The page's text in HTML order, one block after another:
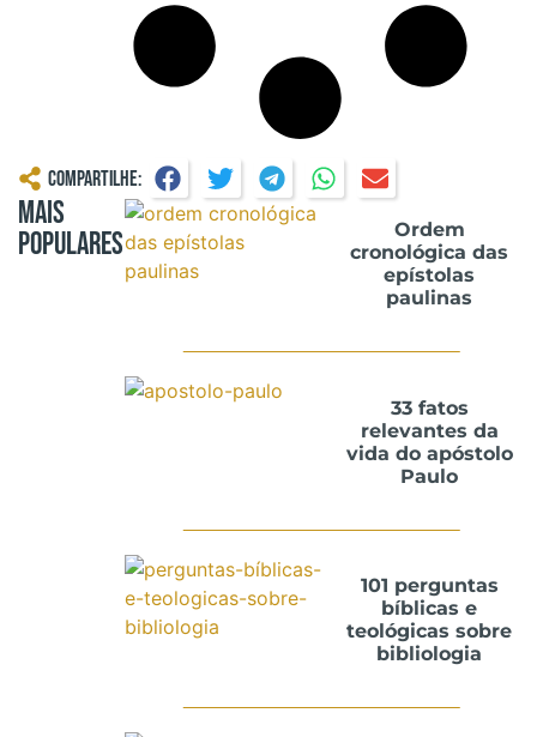
Compartilhe:
Mais
Populares
Ordem
cronológica das
epístolas
paulinas
33 fatos
relevantes da
vida do apóstolo
Paulo
101 perguntas
bíblicas e
teológicas sobre
bibliologia